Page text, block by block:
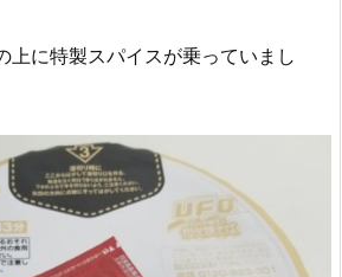
上に特製スパイスが乗っていまし